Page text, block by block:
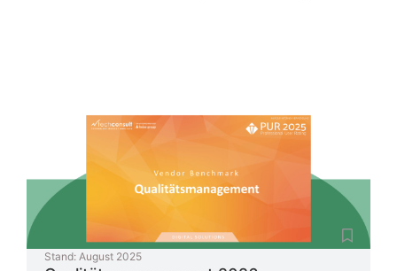
Stand: August 2025